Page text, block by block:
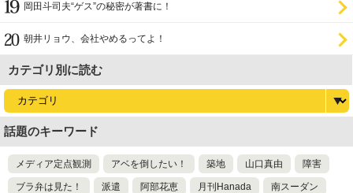
岡田斗司夫“ゲス”の秘密が著書に！
朝井リョウ、会社やめるってよ！
カテゴリ別に読む
話題のキーワード
メディア定点観測 アベを倒したい！ 築地 山口真由 障害
ブラ弁は見た！ 派遣 阿部花恵 月刊Hanada 南スーダン